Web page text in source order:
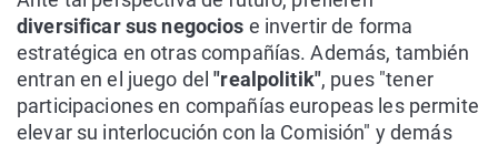
diversificar sus negocios e invertir de forma
estratégica en otras compañías. Además, también
entran en el juego del"realpolitik", pues "tener
participaciones en compañías europeas les permite
elevar su interlocución con la Comisión" y demás